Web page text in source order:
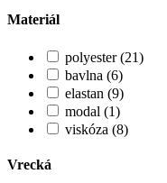
Materiál
polyester (21)
bavlna (6)
elastan (9)
modal (1)
viskóza (8)
Vrecká